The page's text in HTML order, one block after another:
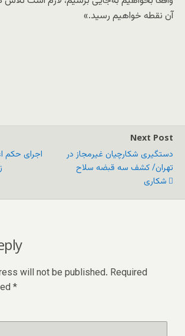
آن نقطه خواهیم رسید.»
اجرای حکم
Next Post
دستگیری شکارچیان غیرمجاز در
تهران/ کشف سه قبضه سلاح
شکاری
will not be published. Required
*